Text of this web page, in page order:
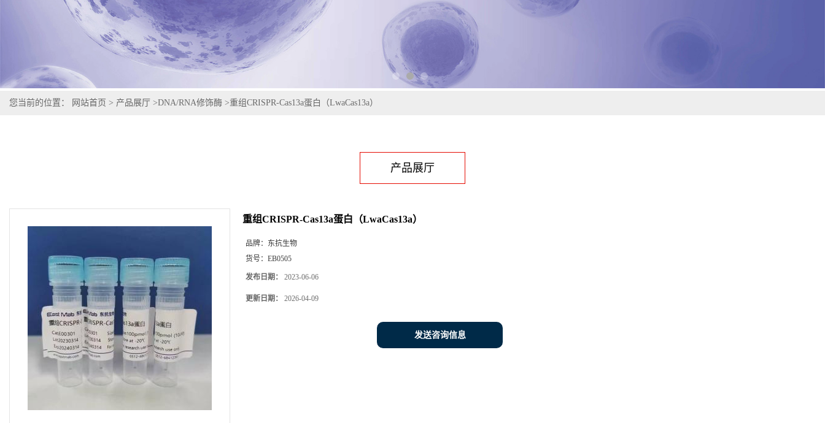
您当前的位置： 网站首页 > 产品展厅 >DNA/RNA修饰酶 >重组CRISPR-Cas13a蛋白（LwaCas13a）
产品展厅
重组CRISPR-Cas13a蛋白（LwaCas13a）
品牌： 东抗生物
货号： EB0505
发布日期： 2023-06-06
更新日期： 2026-04-09
发送咨询信息